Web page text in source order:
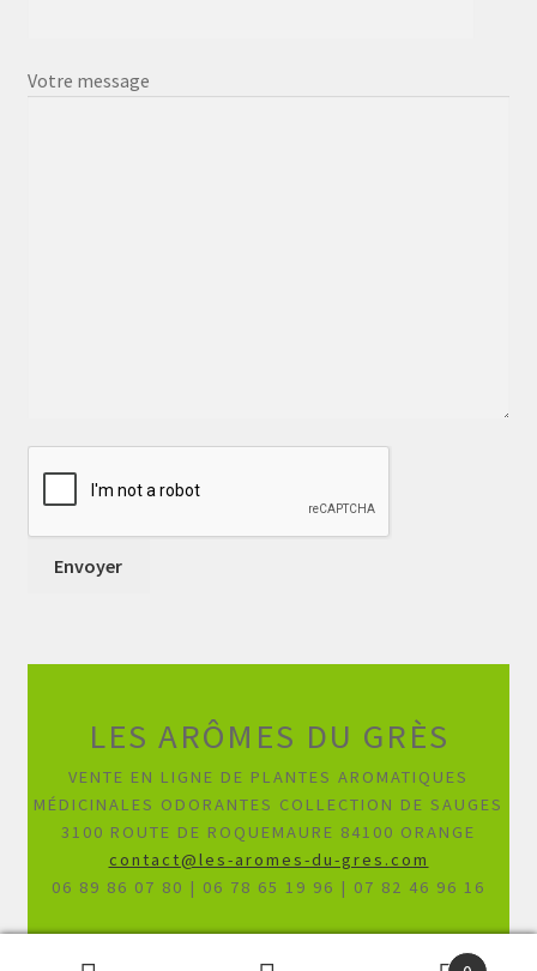
Votre message
LES ARÔMES DU GRÈS
VENTE EN LIGNE DE PLANTES AROMATIQUES
MÉDICINALES ODORANTES COLLECTION DE SAUGES
3100 ROUTE DE ROQUEMAURE 84100 ORANGE
contact@les-aromes-du-gres.com
06 89 86 07 80 | 06 78 65 19 96 | 07 82 46 96 16